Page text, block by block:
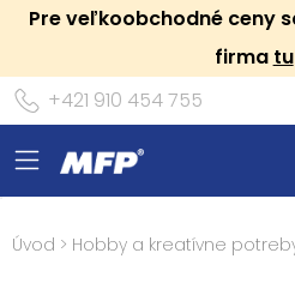
Pre veľkoobchodné ceny
firma tu
+421 910 454 755
Úvod > Hobby a kreatívne